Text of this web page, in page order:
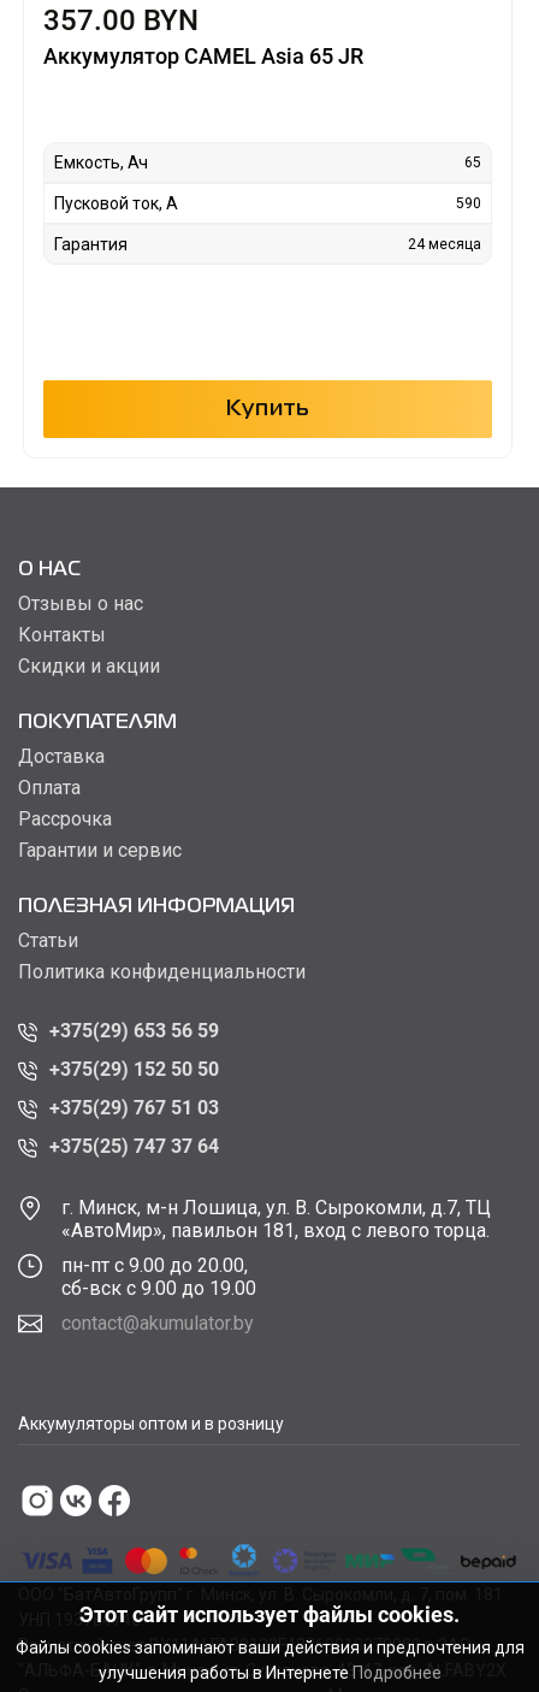
357.00 BYN
Аккумулятор CAMEL Asia 65 JR
Емкость, Ач 65
Пусковой ток, А 590
Гарантия 24 месяца
Купить
О НАС
Отзывы о нас
Контакты
Скидки и акции
ПОКУПАТЕЛЯМ
Доставка
Оплата
Рассрочка
Гарантии и сервис
ПОЛЕЗНАЯ ИНФОРМАЦИЯ
Статьи
Политика конфиденциальности
+375(29) 653 56 59
+375(29) 152 50 50
+375(29) 767 51 03
+375(25) 747 37 64
г. Минск, м-н Лошица, ул. В. Сырокомли, д.7, ТЦ
«АвтоМир», павильон 181, вход с левого торца.
пн-пт с 9.00 до 20.00,
сб-вск с 9.00 до 19.00
contact@akumulator.by
Аккумуляторы оптом и в розницу
УНП 193784748.
Расчетный счет BY11ALFA30122F48260010270000 в ЗАО
"АЛЬФА-БАНК", г. Минск, ул. Сурганова, 43-47, код ALFABY2X
Этот сайт использует файлы cookies.
Файлы cookies запоминают ваши действия и предпочтения для
улучшения работы в Интернете Подробнее